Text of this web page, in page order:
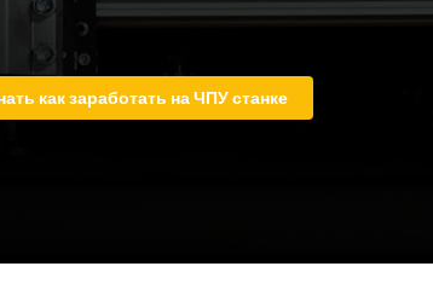
как заработать на ЧПУ станке